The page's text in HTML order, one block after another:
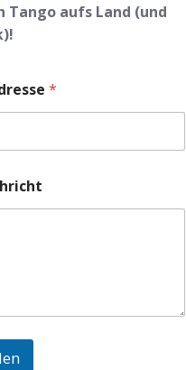
aufs Land (und
*